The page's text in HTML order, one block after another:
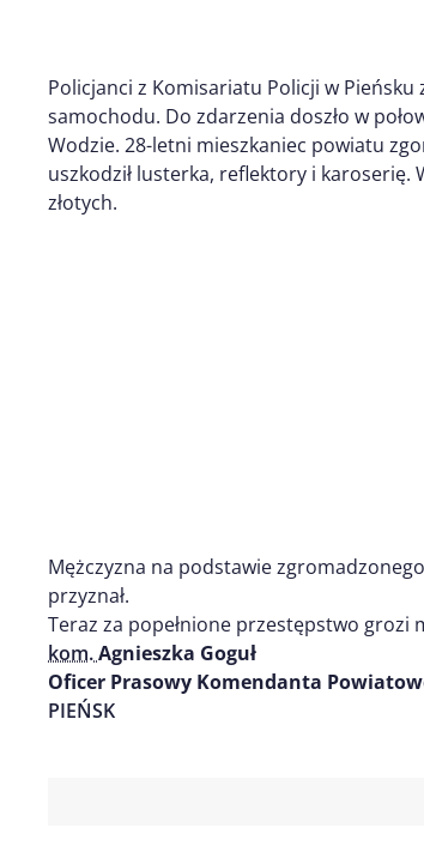
Policjanci z Komisariatu Policji w
samochodu. Do zdarzenia doszło w
Wodzie. 28-letni mieszkaniec powiatu
uszkodził lusterka, reflektory i karoserię.
złotych.
Mężczyzna na podstawie
przyznał.
Teraz za popełnione przestępstwo grozi
kom.Agnieszka Goguł
Oficer Prasowy Komendanta
PIEŃSK